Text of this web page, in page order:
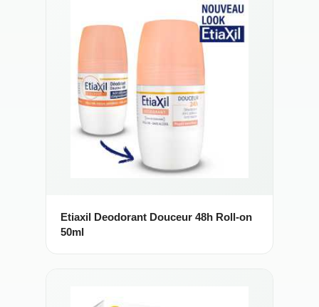
Etiaxil Deodorant Douceur 48h Roll-on
50ml